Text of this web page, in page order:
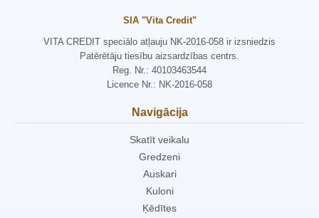
SIA "Vita Credit"
VITA CREDIT speciālo atļauju NK-2016-058 ir izsniedzis
Patērētāju tiesību aizsardzības centrs.
Reg. Nr.: 40103463544
Licence Nr.: NK-2016-058
Navigācija
Skatīt veikalu
Gredzeni
Auskari
Kuloni
Ķēdītes